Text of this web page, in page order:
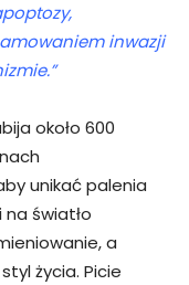
inwazji
około 600
unikać palenia
światło
a
życia. Picie